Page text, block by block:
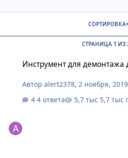
СТРАНИЦА 1 ИЗ
СОРТИРОВКА
Инструмент для демонтажа
Авторalert2378,2 ноября, 2019
4 ответа
5,7 тыс